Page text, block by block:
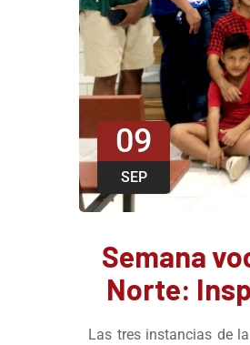
09
SEP
Semana
Norte:
Las tres instancias de